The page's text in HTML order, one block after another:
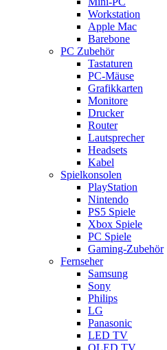
Workstation
Apple Mac
Barebone
PC Zubehör
Tastaturen
PC-Mäuse
Grafikkarten
Monitore
Drucker
Router
Lautsprecher
Headsets
Kabel
Spielkonsolen
PlayStation
Nintendo
PS5 Spiele
Xbox Spiele
PC Spiele
Gaming-Zubehör
Fernseher
Samsung
Sony
Philips
LG
Panasonic
LED TV
OLED TV